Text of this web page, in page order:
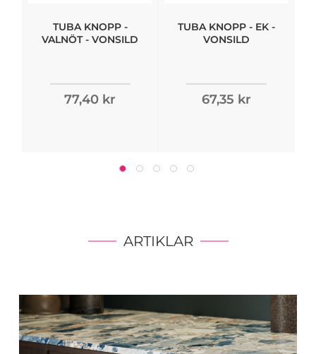
TUBA KNOPP -
VALNÖT - VONSILD
77,40 kr
TUBA KNOPP - EK -
VONSILD
67,35 kr
ARTIKLAR